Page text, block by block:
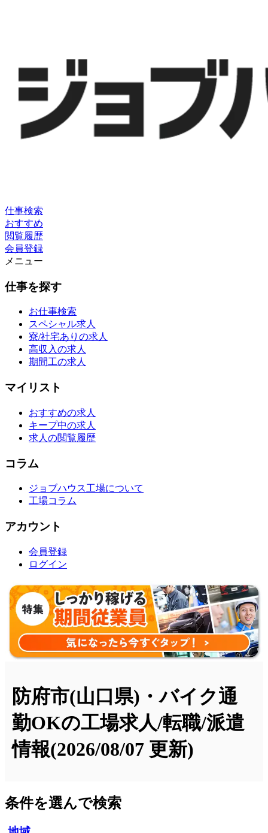
仕事検索
おすすめ
閲覧履歴
会員登録
メニュー
仕事を探す
お仕事検索
スペシャル求人
寮/社宅ありの求人
高収入の求人
期間工の求人
マイリスト
おすすめの求人
キープ中の求人
求人の閲覧履歴
コラム
ジョブハウス工場について
工場コラム
アカウント
会員登録
ログイン
防府市(山口県)・バイク通
勤OKの工場求人/転職/派遣
情報(2026/08/07 更新)
条件を選んで検索